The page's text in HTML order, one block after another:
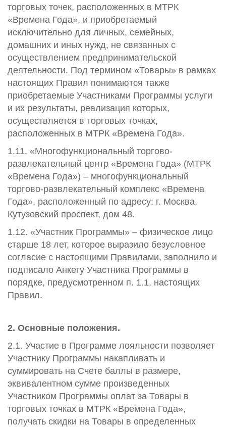
торговых точек, расположенных в МТРК
«Времена Года», и приобретаемый
исключительно для личных, семейных,
домашних и иных нужд, не связанных с
осуществлением предпринимательской
деятельности. Под термином «Товары» в рамках
настоящих Правил понимаются также
приобретаемые Участниками Программы услуги
и их результаты, реализация которых,
осуществляется в торговых точках,
расположенных в МТРК «Времена Года».
1.11. «Многофункциональный торгово-
развлекательный центр «Времена Года» (МТРК
«Времена Года») – многофункциональный
торгово-развлекательный комплекс «Времена
Года», расположенный по адресу: г. Москва,
Кутузовский проспект, дом 48.
1.12. «Участник Программы» – физическое лицо
старше 18 лет, которое выразило безусловное
согласие с настоящими Правилами, заполнило и
подписало Анкету Участника Программы в
порядке, предусмотренном п. 1.1. настоящих
Правил.
2. Основные положения.
2.1. Участие в Программе лояльности позволяет
Участнику Программы накапливать и
суммировать на Счете баллы в размере,
эквивалентном сумме произведенных
Участником Программы оплат за Товары в
торговых точках в МТРК «Времена Года»,
получать скидки на Товары в определенных